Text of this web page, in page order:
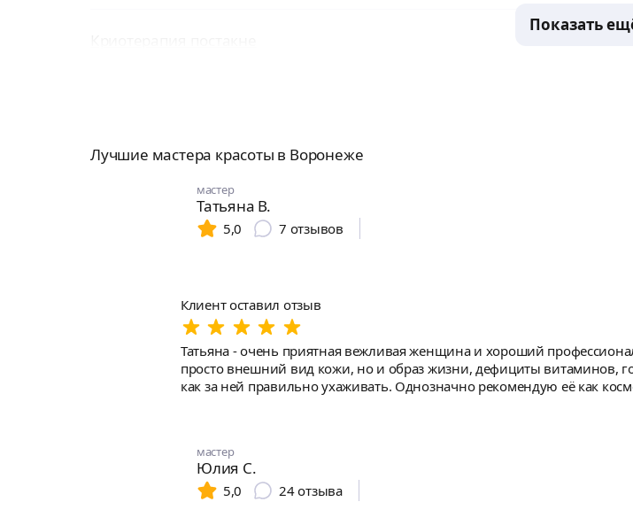
Показать
Лучшие мастера красоты в Воронеже
мастер
Татьяна В.
5,0
7 отзывов
Клиент оставил отзыв
Татьяна - очень приятная вежливая женщина и хороший
просто внешний вид кожи, но и образ жизни, дефициты витаминов,
как за ней правильно ухаживать. Однозначно рекомендую её как
мастер
Юлия С.
5,0
24отзыва